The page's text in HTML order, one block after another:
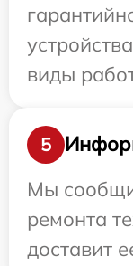
виды
5
Мы
ремонта
доставит